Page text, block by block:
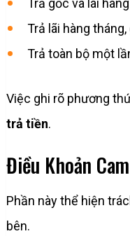
Trả lãi hàng
Trả toàn bộ một
Việc ghi rõ phương
trả tiền.
Điều Khoản
Phần này thể hiện
bên.